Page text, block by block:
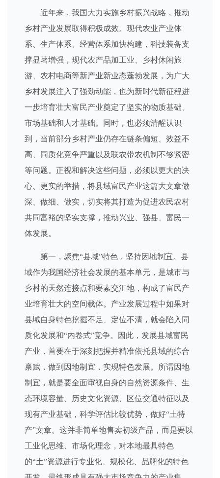
近年来，我国大力实施乡村振兴战略，推动
乡村产业发展取得积极成效。现代农业产业体
系、生产体系、经营体系加快构建，科技装备支
撑显著增强，现代农产品加工业、乡村休闲旅
游、农村电商等新产业新业态蓬勃发展，为广大
乡村发展注入了强劲动能，也为新时代新征程进
一步培育壮大富民产业奠定了坚实的物质基础、
市场基础和人才基础。同时，也必须清醒认识
到，当前部分乡村产业仍存在链条偏短、效益不
高、同质化竞争严重以及联农带农机制不够紧密
等问题。正视和解决这些问题，必须以更大的决
心、更实的举措，将县域富民产业这篇大文章做
深、做细、做实，切实将其打造为促进农民农村
共同富裕的坚实支撑，推动兴业、强县、富民一
体发展。
第一，聚焦“县域”特色，坚持因地制宜。县
域作为我国经济社会发展的基本单元，是城市与
乡村的天然连接点和要素交汇地，构成了富民产
业培育壮大的空间载体。产业发展过程中如果对
县域自身特色挖掘不足、定位不清，就会陷入同
质化发展和“内卷式”竞争。因此，发展县域富民
产业，首要在于深刻把握并精准依托县域的综合
禀赋，做到因地制宜，实现特色发展。所谓因地
制宜，就是要全面审视自身的自然资源条件、生
态环境容量、历史文化资源、区位交通特征以及
现有产业基础，科学评估比较优势，做好“土特
产”文章。这并非简单地售卖初级产品，而是要以
工业化思维、市场化理念，对本地最具特色
的“土”资源进行专业化、规模化、品牌化的特色